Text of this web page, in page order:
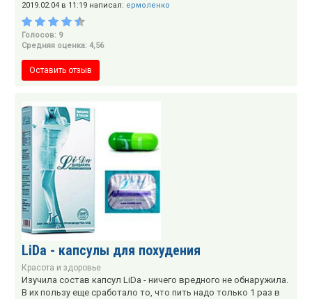
2019.02.04 в 11:19 написал: ермоленко
Голосов: 9
Средняя оценка: 4,56
Оставить отзыв
LiDa - капсулы для похудения
Красота и здоровье
Изучила состав капсул LiDa - ничего вредного не обнаружила.
В их пользу еще сработало то, что пить надо только 1 раз в